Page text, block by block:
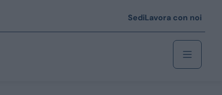
SediLavora con noi